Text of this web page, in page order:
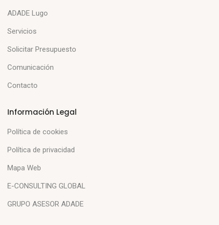
ADADE Lugo
Servicios
Solicitar Presupuesto
Comunicación
Contacto
Información Legal
Política de cookies
Política de privacidad
Mapa Web
E-CONSULTING GLOBAL
GRUPO ASESOR ADADE